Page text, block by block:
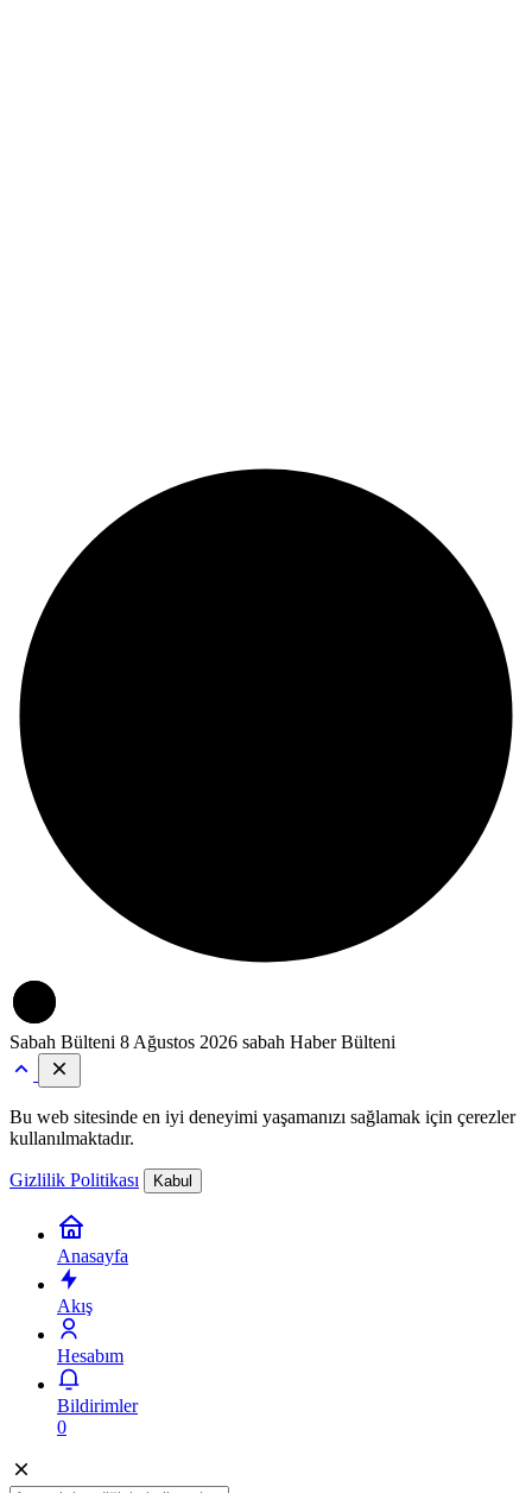
Sabah Bülteni 8 Ağustos 2026 sabah Haber Bülteni
Bu web sitesinde en iyi deneyimi yaşamanızı sağlamak için çerezler
kullanılmaktadır.
Gizlilik Politikası Kabul
Anasayfa
Akış
Hesabım
Bildirimler
0